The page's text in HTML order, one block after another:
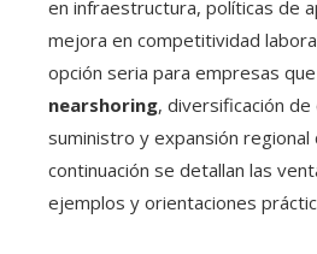
en infraestructura, políticas de
mejora en competitividad
opción seria para empresas
nearshoring, diversificación de
suministro y expansión regional
continuación se detallan las
ejemplos y orientaciones